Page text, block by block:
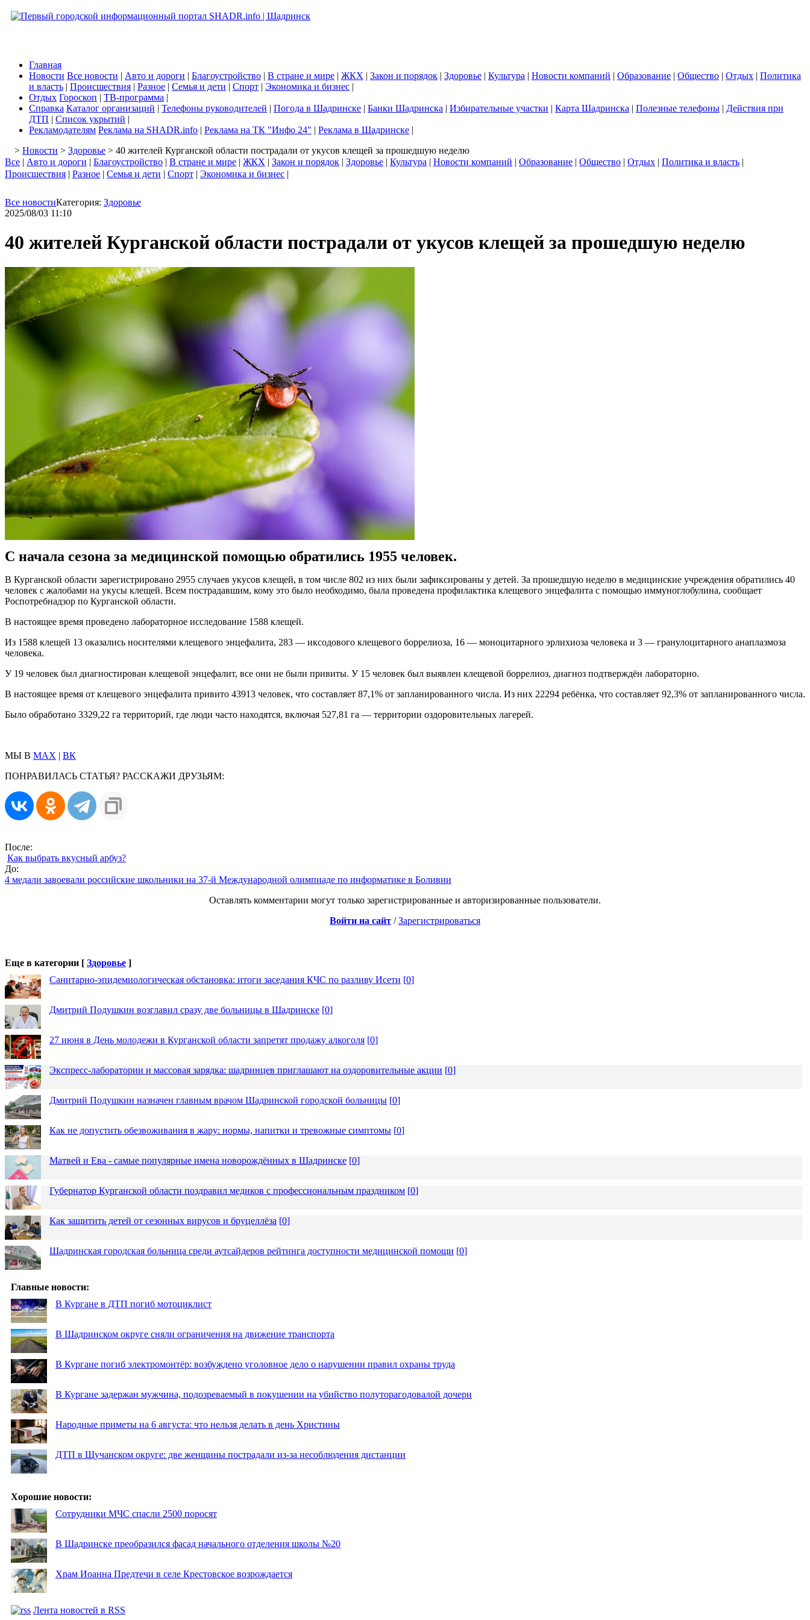
Главная
Новости Все новости | Авто и дороги | Благоустройство | В стране и мире | ЖКХ | Закон и порядок | Здоровье | Культура | Новости компаний | Образование | Общество | Отдых | Политика
и власть | Происшествия | Разное | Семья и дети | Спорт | Экономика и бизнес |
Отдых Гороскоп | ТВ-программа |
Справка Каталог организаций | Телефоны руководителей | Погода в Шадринске | Банки Шадринска | Избирательные участки | Карта Шадринска | Полезные телефоны | Действия при
ДТП | Список укрытий |
Рекламодателям Реклама на SHADR.info | Реклама на ТК "Инфо 24" | Реклама в Шадринске |
> Новости > Здоровье > 40 жителей Курганской области пострадали от укусов клещей за прошедшую неделю
Все | Авто и дороги | Благоустройство | В стране и мире | ЖКХ | Закон и порядок | Здоровье | Культура | Новости компаний | Образование | Общество | Отдых | Политика и власть |
Происшествия | Разное | Семья и дети | Спорт | Экономика и бизнес |
Все новостиКатегория: Здоровье
2025/08/03 11:10
40 жителей Курганской области пострадали от укусов клещей за прошедшую неделю
С начала сезона за медицинской помощью обратились 1955 человек.
В Курганской области зарегистрировано 2955 случаев укусов клещей, в том числе 802 из них были зафиксированы у детей. За прошедшую неделю в медицинские учреждения обратились 40
человек с жалобами на укусы клещей. Всем пострадавшим, кому это было необходимо, была проведена профилактика клещевого энцефалита с помощью иммуноглобулина, сообщает
Роспотребнадзор по Курганской области.
В настоящее время проведено лабораторное исследование 1588 клещей.
Из 1588 клещей 13 оказались носителями клещевого энцефалита, 283 — иксодового клещевого боррелиоза, 16 — моноцитарного эрлихиоза человека и 3 — гранулоцитарного анаплазмоза
человека.
У 19 человек был диагностирован клещевой энцефалит, все они не были привиты. У 15 человек был выявлен клещевой боррелиоз, диагноз подтверждён лабораторно.
В настоящее время от клещевого энцефалита привито 43913 человек, что составляет 87,1% от запланированного числа. Из них 22294 ребёнка, что составляет 92,3% от запланированного числа.
Было обработано 3329,22 га территорий, где люди часто находятся, включая 527,81 га — территории оздоровительных лагерей.
МЫ В MAX | ВК
ПОНРАВИЛАСЬ СТАТЬЯ? РАССКАЖИ ДРУЗЬЯМ:
После:
Как выбрать вкусный арбуз?
До:
4 медали завоевали российские школьники на 37-й Международной олимпиаде по информатике в Боливии
Оставлять комментарии могут только зарегистрированные и авторизированные пользователи.
Войти на сайт /Зарегистрироваться
Еще в категории [ Здоровье ]
Санитарно-эпидемиологическая обстановка: итоги заседания КЧС по разливу Исети [0]
Дмитрий Подушкин возглавил сразу две больницы в Шадринске [0]
27 июня в День молодежи в Курганской области запретят продажу алкоголя [0]
Экспресс-лаборатории и массовая зарядка: шадринцев приглашают на оздоровительные акции [0]
Дмитрий Подушкин назначен главным врачом Шадринской городской больницы [0]
Как не допустить обезвоживания в жару: нормы, напитки и тревожные симптомы [0]
Матвей и Ева - самые популярные имена новорождённых в Шадринске [0]
Губернатор Курганской области поздравил медиков с профессиональным праздником [0]
Как защитить детей от сезонных вирусов и бруцеллёза [0]
Шадринская городская больница среди аутсайдеров рейтинга доступности медицинской помощи [0]
Главные новости:
В Кургане в ДТП погиб мотоциклист
В Шадринском округе сняли ограничения на движение транспорта
В Кургане погиб электромонтёр: возбуждено уголовное дело о нарушении правил охраны труда
В Кургане задержан мужчина, подозреваемый в покушении на убийство полуторагодовалой дочери
Народные приметы на 6 августа: что нельзя делать в день Христины
ДТП в Щучанском округе: две женщины пострадали из-за несоблюдения дистанции
Хорошие новости:
Сотрудники МЧС спасли 2500 поросят
В Шадринске преобразился фасад начального отделения школы №20
Храм Иоанна Предтечи в селе Крестовское возрождается
Лента новостей в RSS